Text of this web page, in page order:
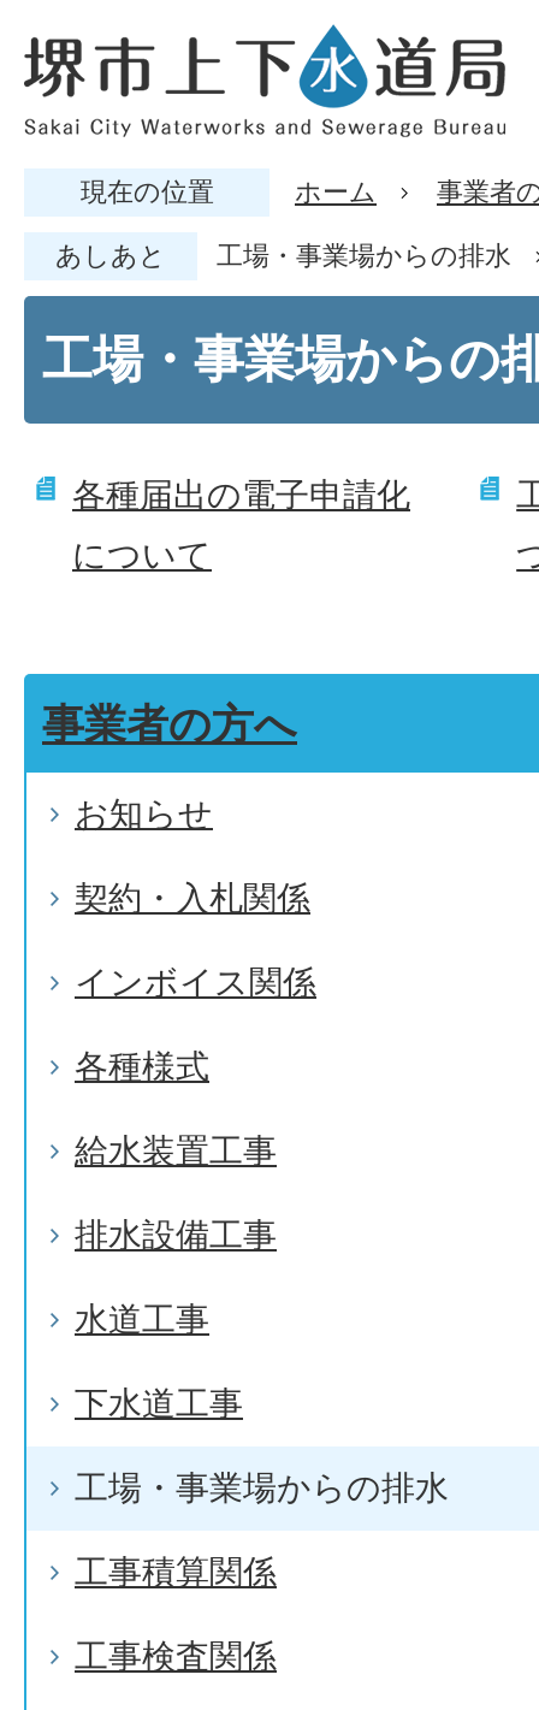
現在の位置 ホーム 事業者
あしあと 工場・事業場からの排水
工場・事業場からの
各種届出の電子申請化
について
事業者の方へ
お知らせ
契約・入札関係
インボイス関係
各種様式
給水装置工事
排水設備工事
水道工事
下水道工事
工場・事業場からの排水
工事積算関係
工事検査関係